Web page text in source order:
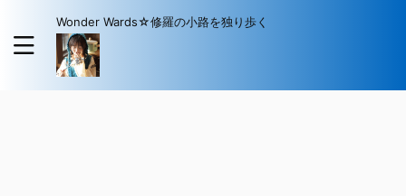
Wonder Wards☆修羅の小路を独り歩く